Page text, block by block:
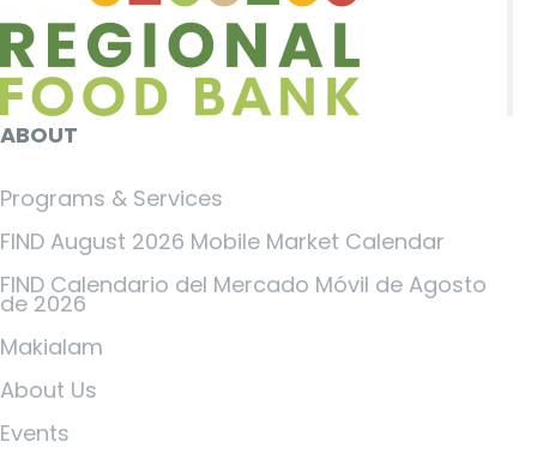
ABOUT
Programs & Services
FIND August 2026 Mobile Market Calendar
FIND Calendario del Mercado Móvil de Agosto
de 2026
Makialam
About Us
Events